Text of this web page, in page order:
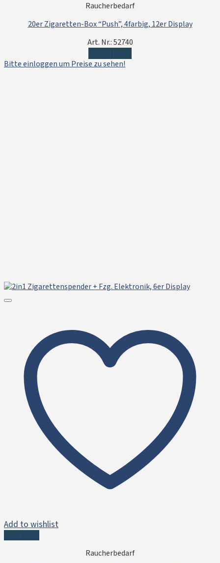
Raucherbedarf
20er Zigaretten-Box “Push”, 4farbig, 12er Display
Art. Nr.: 52740
Bitte einloggen um Preise zu sehen!
Add to wishlist
Raucherbedarf